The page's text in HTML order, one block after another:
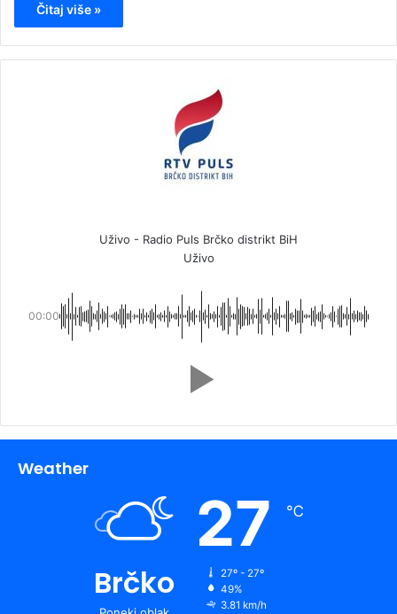
Čitaj više »
Uživo - Radio Puls Brčko distrikt BiH
Uživo
00:00
Weather
Brčko
27 ℃
27º - 27º
49%
3.81 km/h